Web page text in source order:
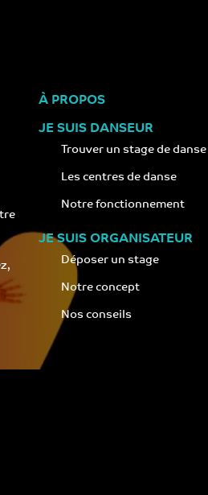
À PROPOS
JE SUIS DANSEUR
Trouver un stage de danse
Les centres de danse
Notre fonctionnement
JE SUIS ORGANISATEUR
Déposer un stage
Notre concept
Nos conseils